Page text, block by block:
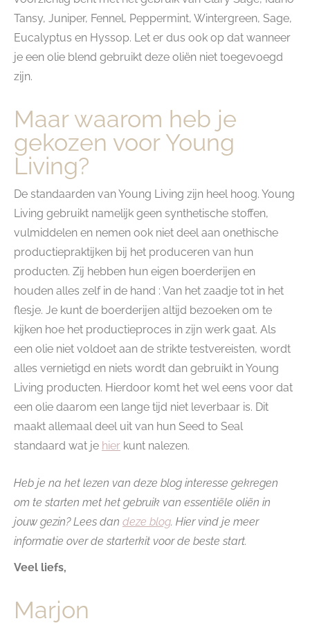
Tansy, Juniper, Fennel, Peppermint, Wintergreen, Sage,
Eucalyptus en Hyssop. Let er dus ook op dat wanneer
je een olie blend gebruikt deze oliën niet toegevoegd
zijn.
Maar waarom heb je
gekozen voor Young
Living?
De standaarden van Young Living zijn heel hoog. Young
Living gebruikt namelijk geen synthetische stoffen,
vulmiddelen en nemen ook niet deel aan onethische
productiepraktijken bij het produceren van hun
producten. Zij hebben hun eigen boerderijen en
houden alles zelf in de hand : Van het zaadje tot in het
flesje. Je kunt de boerderijen altijd bezoeken om te
kijken hoe het productieproces in zijn werk gaat. Als
een olie niet voldoet aan de strikte testvereisten, wordt
alles vernietigd en niets wordt dan gebruikt in Young
Living producten. Hierdoor komt het wel eens voor dat
een olie daarom een lange tijd niet leverbaar is. Dit
maakt allemaal deel uit van hun Seed to Seal
standaard wat je hier kunt nalezen.
Heb je na het lezen van deze blog interesse gekregen
om te starten met het gebruik van essentiële oliën in
jouw gezin? Lees dan deze blog. Hier vind je meer
informatie over de starterkit voor de beste start.
Veel liefs,
Marjon